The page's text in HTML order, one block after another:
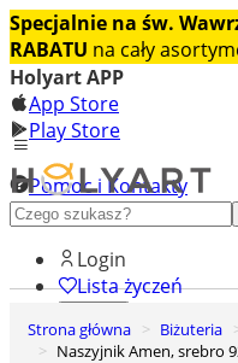
Specjalnie na św.
RABATU na cały
Holyart APP
App Store
Play Store
Pomoc i Kontakty
+48 222 922 860
Login
Lista życzeń
0
Koszyk
Strona główna Biżuteria
Naszyjnik Amen, srebro